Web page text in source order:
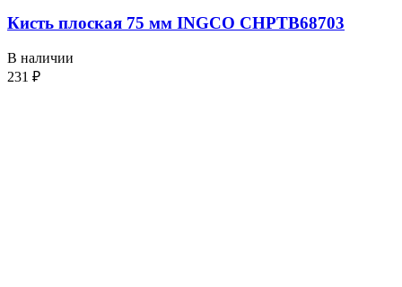
Кисть плоская 75 мм INGCO CHPTB68703
В наличии
231 ₽